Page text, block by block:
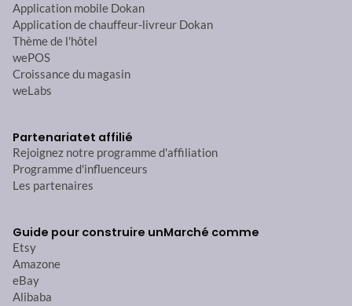
Application mobile Dokan
Application de chauffeur-livreur Dokan
Thème de l'hôtel
wePOS
Croissance du magasin
weLabs
Partenariatet affilié
Rejoignez notre programme d'affiliation
Programme d'influenceurs
Les partenaires
Guide pour construire unMarché comme
Etsy
Amazone
eBay
Alibaba